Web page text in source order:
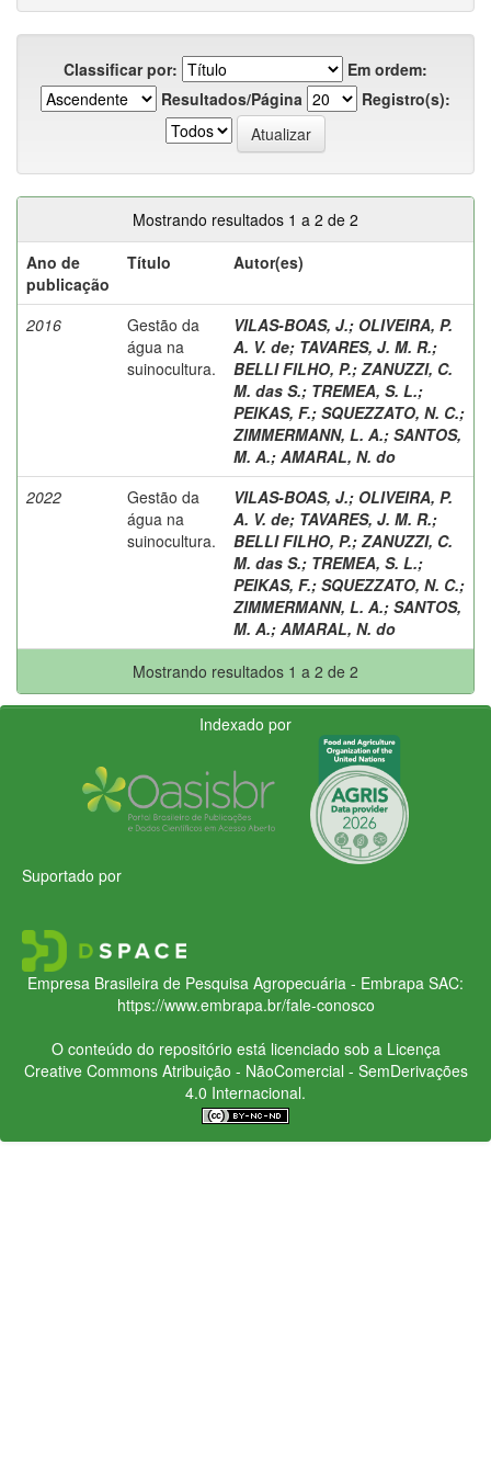
Classificar por:
Em ordem:
Resultados/Página
Registro(s):
Mostrando resultados 1 a 2 de 2
Ano de
publicação
Título Autor(es)
2016
Gestão da
água na
suinocultura.
VILAS-BOAS, J.; OLIVEIRA, P.
A. V. de; TAVARES, J. M. R.;
BELLI FILHO, P.; ZANUZZI, C.
M. das S.; TREMEA, S. L.;
PEIKAS, F.; SQUEZZATO, N. C.;
ZIMMERMANN, L. A.; SANTOS,
M. A.; AMARAL, N. do
2022
Gestão da
água na
suinocultura.
VILAS-BOAS, J.; OLIVEIRA, P.
A. V. de; TAVARES, J. M. R.;
BELLI FILHO, P.; ZANUZZI, C.
M. das S.; TREMEA, S. L.;
PEIKAS, F.; SQUEZZATO, N. C.;
ZIMMERMANN, L. A.; SANTOS,
M. A.; AMARAL, N. do
Mostrando resultados 1 a 2 de 2
Indexado por
Suportado por
Empresa Brasileira de Pesquisa Agropecuária - Embrapa SAC:
https://www.embrapa.br/fale-conosco
O conteúdo do repositório está licenciado sob a Licença
Creative CommonsAtribuição - NãoComercial - SemDerivações
4.0 Internacional.